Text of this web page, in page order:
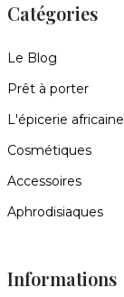
Catégories
Le Blog
Prêt à porter
L'épicerie africaine
Cosmétiques
Accessoires
Aphrodisiaques
Informations